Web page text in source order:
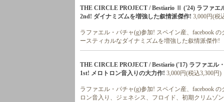
THE CIRCLE PROJECT / Bestiario Ⅱ ('24) ラファエ
2nd! ダイナミズムを増強した叙情派傑作! 3,000円(税
ラファエル・パチャ(g)参加! スペイン産、facebook
ースティカルなダイナミズムを増強した叙情派傑作!
THE CIRCLE PROJECT / Bestiario ('17) ラファエル
1st! メロトロン音入りの大力作! 3,000円(税込3,300円)
ラファエル・パチャ(g)参加! スペイン産、facebook
ロン音入り、ジェネシス、フロイド、初期クリムゾ